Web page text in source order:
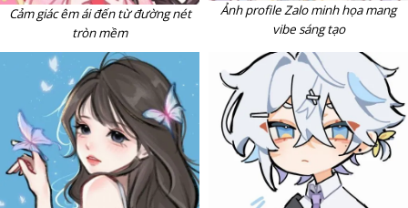
Cảm giác êm ái đến từ đường nét
tròn mềm
Ảnh profile Zalo minh họa mang
vibe sáng tạo